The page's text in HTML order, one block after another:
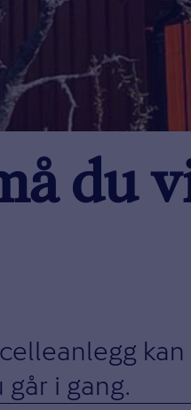
du
i gang.